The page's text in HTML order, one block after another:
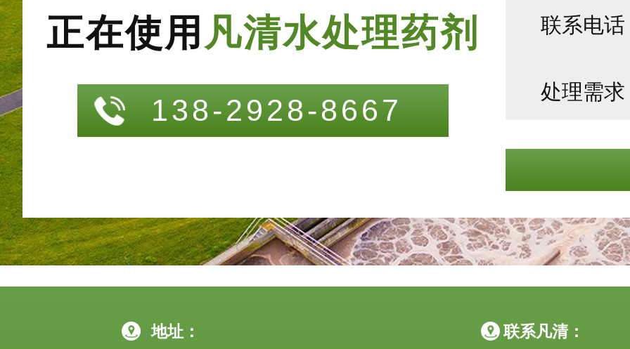
正在使用 凡清水处理药剂
138-2928-8667
联系电
处理需
地址： 联系凡清：